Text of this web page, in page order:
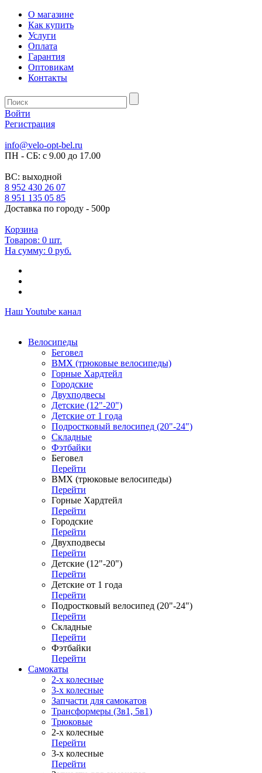
О магазине
Как купить
Услуги
Оплата
Гарантия
Оптовикам
Контакты
Войти
Регистрация
info@velo-opt-bel.ru
ПН - СБ: с 9.00 до 17.00
ВС: выходной
8 952 430 26 07
8 951 135 05 85
Доставка по городу - 500р
Корзина
Товаров: 0 шт.
На сумму: 0 руб.
Наш Youtube канал
Велосипеды
Беговел
ВМХ (трюковые велосипеды)
Горные Хардтейл
Городские
Двухподвесы
Детские (12"-20")
Детские от 1 года
Подростковый велосипед (20"-24")
Складные
Фэтбайки
Беговел
Перейти
ВМХ (трюковые велосипеды)
Перейти
Горные Хардтейл
Перейти
Городские
Перейти
Двухподвесы
Перейти
Детские (12"-20")
Перейти
Детские от 1 года
Перейти
Подростковый велосипед (20"-24")
Перейти
Складные
Перейти
Фэтбайки
Перейти
Самокаты
2-х колесные
3-х колесные
Запчасти для самокатов
Трансформеры (3в1, 5в1)
Трюковые
2-х колесные
Перейти
3-х колесные
Перейти